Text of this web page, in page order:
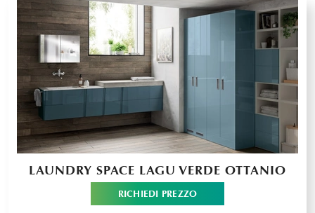
LAUNDRY SPACE LAGU VERDE OTTANIO
RICHIEDI PREZZO